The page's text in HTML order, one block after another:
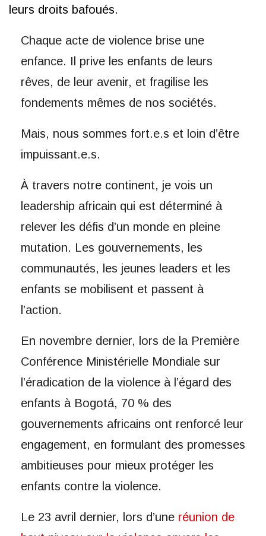
leurs droits bafoués.
Chaque acte de violence brise une
enfance. Il prive les enfants de leurs
rêves, de leur avenir, et fragilise les
fondements mêmes de nos sociétés.
Mais, nous sommes fort.e.s et loin d’être
impuissant.e.s.
À travers notre continent, je vois un
leadership africain qui est déterminé à
relever les défis d’un monde en pleine
mutation. Les gouvernements, les
communautés, les jeunes leaders et les
enfants se mobilisent et passent à
l’action.
En novembre dernier, lors de la Première
Conférence Ministérielle Mondiale sur
l’éradication de la violence à l’égard des
enfants à Bogotá, 70 % des
gouvernements africains ont renforcé leur
engagement, en formulant des promesses
ambitieuses pour mieux protéger les
enfants contre la violence.
Le 23 avril dernier, lors d’une réunion de